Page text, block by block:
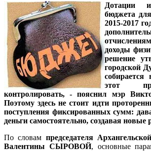
Дотации
бюджета
2015-2017
доходы
решение
городской
этот
контролировать, - пояснил мэр
Поэтому здесь не стоит идти
поступления фиксированных сумм:
деньги самостоятельно, создавая новые
По словам председателя
Валентины СЫРОВОЙ, основные